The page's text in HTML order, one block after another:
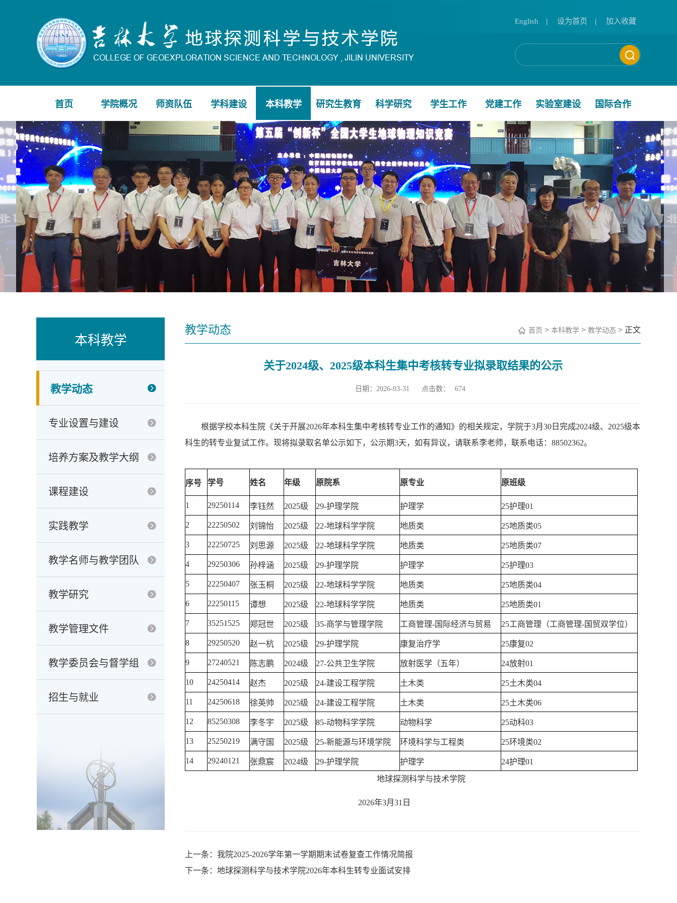
English | 设为首页 | 加入收藏
首页 学院概况 师资队伍 学科建设 本科教学 研究生教育 科学研究 学生工作 党建工作 实验室建设 国际合作
本科教学
教学动态
专业设置与建设
培养方案及教学大纲
课程建设
实践教学
教学名师与教学团队
教学研究
教学管理文件
教学委员会与督学组
招生与就业
教学动态 首页 > 本科教学 > 教学动态 > 正文
关于2024级、2025级本科生集中考核转专业拟录取结果的公示
日期：2026-03-31 点击数： 674
根据学校本科生院《关于开展2026年本科生集中考核转专业工作的通知》的相关规定，学院于3月 30 日完成2024级、 2025级本
科生的转专业复试工作。现将拟录取名单公示如下，公示期3天，如有异议，请联系李老师，联系电话： 88502362。
序号 学号 姓名 年级 原院系 原专业 原班级
1 29250114 李钰然 2025级 29-护理学院 护理学 25护理01
2 22250502 刘锦怡 2025级 22-地球科学学院 地质类 25地质类05
3 22250725 刘思源 2025级 22-地球科学学院 地质类 25地质类07
4 29250306 孙梓涵 2025级 29-护理学院 护理学 25护理03
5 22250407 张玉桐 2025级 22-地球科学学院 地质类 25地质类04
6 22250115 谭想 2025级 22-地球科学学院 地质类 25地质类01
7 35251525 郑冠世 2025级 35-商学与管理学院 工商管理-国际经济与贸易 25工商管理（工商管理-国贸双学位）
8 29250520 赵一杭 2025级 29-护理学院 康复治疗学 25康复02
9 27240521 陈志鹏 2024级 27-公共卫生学院 放射医学（五年） 24放射01
10 24250414 赵杰 2025级 24-建设工程学院 土木类 25土木类04
11 24250618 徐英帅 2025级 24-建设工程学院 土木类 25土木类06
12 85250308 李冬宇 2025级 85-动物科学学院 动物科学 25动科03
13 25250219 满守国 2025级 25-新能源与环境学院 环境科学与工程类 25环境类02
14 29240121 张鼎宸 2024级 29-护理学院 护理学
24护理01
地球探测科学与技术学院
2026年3月31日
上一条：我院2025-2026学年第一学期期末试卷复查工作情况简报
下一条：地球探测科学与技术学院2026年本科生转专业面试安排